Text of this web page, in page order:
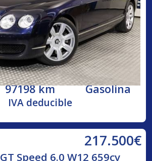
97198 km Gasolina
IVA deducible
217.500€
Speed 6.0 W12 659cv